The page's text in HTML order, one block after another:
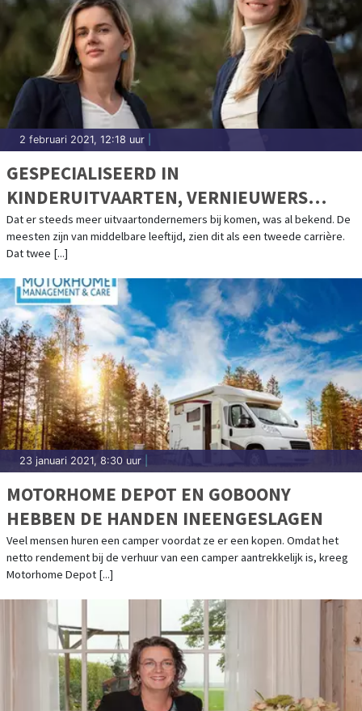
2 februari 2021, 12:18 uur
GESPECIALISEERD IN
KINDERUITVAARTEN, VERNIEUWERS
BINNEN DE UITVAARTBRANCHE
Dat er steeds meer uitvaartondernemers bij komen, was al bekend. De
meesten zijn van middelbare leeftijd, zien dit als een tweede carrière.
Dat twee [...]
23 januari 2021, 8:30 uur
MOTORHOME DEPOT EN GOBOONY
HEBBEN DE HANDEN INEENGESLAGEN
Veel mensen huren een camper voordat ze er een kopen. Omdat het
netto rendement bij de verhuur van een camper aantrekkelijk is, kreeg
Motorhome Depot [...]